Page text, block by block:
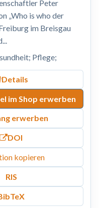
Peter
„Who is who der
im Breisgau
Pflege;
Details
im Shop erwerben
erwerben
DOI
kopieren
RIS